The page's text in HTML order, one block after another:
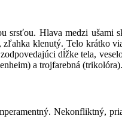
srsťou. Hlava medzi
klenutý. Telo krátko
dĺžke tela,
a trojfarebná
Nekonfliktný,